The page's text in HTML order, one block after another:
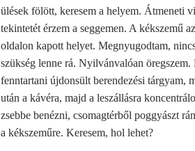
ülések fölött, keresem a helyem. Átmeneti
tekintetét érzem a seggemen. A kékszemű
oldalon kapott helyet. Megnyugodtam,
szükség lenne rá. Nyilvánvalóan öregszem.
fenntartani újdonsült berendezési tárgyam,
után a kávéra, majd a leszállásra
zsebbe benézni, csomagtérből poggyászt
a kékszeműre. Keresem, hol lehet?